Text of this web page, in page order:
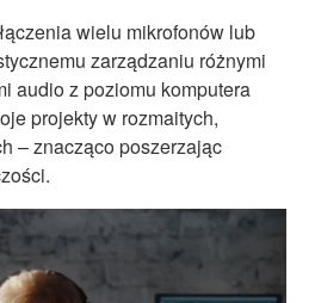
wielu mikrofonów lub
zarządzaniu różnymi
audio z poziomu komputera
projekty w rozmaitych,
– znacząco poszerzając